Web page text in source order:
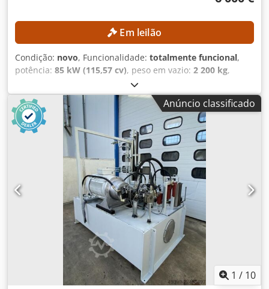
Em leilão
Condição: novo, Funcionalidade: totalmente funcional,
potência: 85 kW (115,57 cv), peso em vazio: 2 200 kg,
capacidade do tanque de combustível:
TÉCNICOS Tipo de motor: Diesel-hidráulico Motor: Deutz
TCD 3.6 L4 Norma de emissões: China IV / Nível IV Potência
nominal: 85 kW (115 cv) Depósito de combustível: 200 l
DETALHES DA MÁQUINA Dimensões e peso Dimensões (C x
L x A): 2.800 x 1.400 x 1.600 mm Peso: 2.200 kg
EQUIPAMENTO Controlo remoto por rádio Vários blocos de
cilindros Unidade hidráulica: Externa Conexões para
bombas de deslocamento variável: 2 unidades, ajustáveis
manualmente Cedpeznmpljfx Aameha Conexões para
grandes bombas de engrenagem: 2 unidades, ajustáveis
através da velocidade do motor Conexão para bomba de
engrenagem pequena: 1 unidade, ajustável através da
velocidade do motor
Anúncio classificado
1 / 10